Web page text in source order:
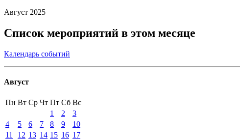
Август 2025
Список мероприятий в этом месяце
Календарь событий
Август
Пн Вт Ср Чт Пт Сб Вс
1
2
3
4
5 6 7 8 9
10
11
12 13 14 15 16 17